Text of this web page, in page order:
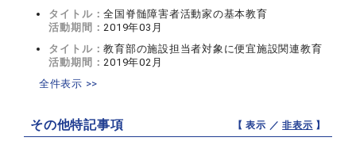
タイトル：全国脊髄障害者活動家の基本教育
活動期間：2019年03月
タイトル：教育部の施設担当者対象に便宜施設関連教育
活動期間：2019年02月
全件表示 >>
その他特記事項 【 表示 ／非表示 】